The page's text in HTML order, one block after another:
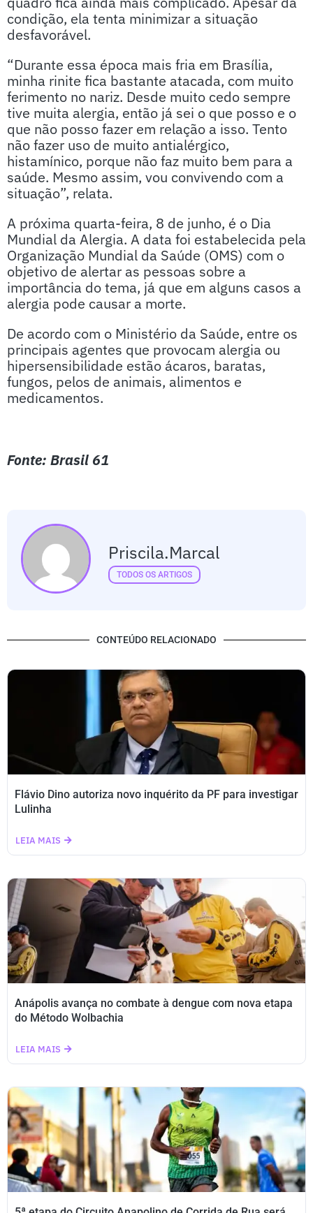
condição, ela tenta minimizar a situação
desfavorável.
“Durante essa época mais fria em Brasília,
minha rinite fica bastante atacada, com muito
ferimento no nariz. Desde muito cedo sempre
tive muita alergia, então já sei o que posso e o
que não posso fazer em relação a isso. Tento
não fazer uso de muito antialérgico,
histamínico, porque não faz muito bem para a
saúde. Mesmo assim, vou convivendo com a
situação”, relata.
A próxima quarta-feira, 8 de junho, é o Dia
Mundial da Alergia. A data foi estabelecida pela
Organização Mundial da Saúde (OMS) com o
objetivo de alertar as pessoas sobre a
importância do tema, já que em alguns casos a
alergia pode causar a morte.
De acordo com o Ministério da Saúde, entre os
principais agentes que provocam alergia ou
hipersensibilidade estão ácaros, baratas,
fungos, pelos de animais, alimentos e
medicamentos.
Fonte: Brasil 61
Priscila.marcal
TODOS OS ARTIGOS
CONTEÚDO RELACIONADO
Flávio Dino autoriza novo inquérito da PF para investigar
Lulinha
LEIA MAIS
Anápolis avança no combate à dengue com nova etapa
do Método Wolbachia
LEIA MAIS